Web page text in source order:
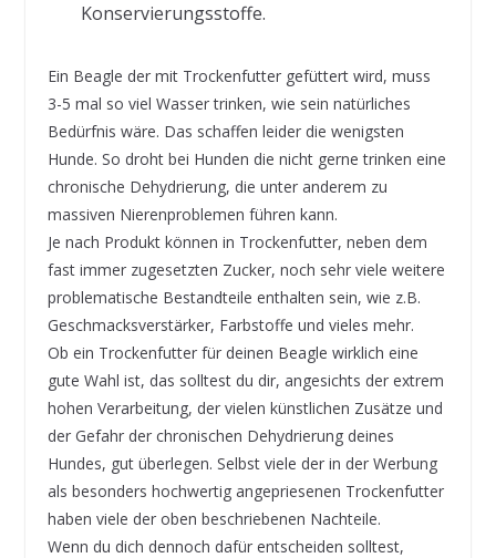
Konservierungsstoffe.
Ein Beagle der mit Trockenfutter gefüttert wird, muss
3-5 mal so viel Wasser trinken, wie sein natürliches
Bedürfnis wäre. Das schaffen leider die wenigsten
Hunde. So droht bei Hunden die nicht gerne trinken eine
chronische Dehydrierung, die unter anderem zu
massiven Nierenproblemen führen kann.
Je nach Produkt können in Trockenfutter, neben dem
fast immer zugesetzten Zucker, noch sehr viele weitere
problematische Bestandteile enthalten sein, wie z.B.
Geschmacksverstärker, Farbstoffe und vieles mehr.
Ob ein Trockenfutter für deinen Beagle wirklich eine
gute Wahl ist, das solltest du dir, angesichts der extrem
hohen Verarbeitung, der vielen künstlichen Zusätze und
der Gefahr der chronischen Dehydrierung deines
Hundes, gut überlegen. Selbst viele der in der Werbung
als besonders hochwertig angepriesenen Trockenfutter
haben viele der oben beschriebenen Nachteile.
Wenn du dich dennoch dafür entscheiden solltest,